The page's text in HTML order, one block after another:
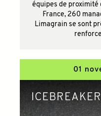
équipes de proximité
France, 260
Limagrain se sont
01